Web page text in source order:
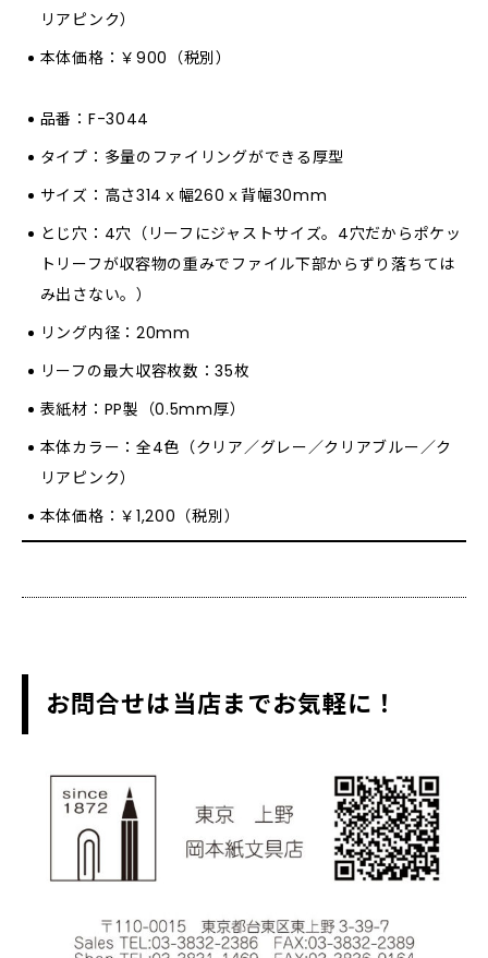
リアピンク）
本体価格：￥900（税別）
品番：F-3044
タイプ：多量のファイリングができる厚型
サイズ：高さ314ｘ幅260ｘ背幅30mm
とじ穴：4穴（リーフにジャストサイズ。4穴だからポケッ
トリーフが収容物の重みでファイル下部からずり落ちては
み出さない。）
リング内径：20mm
リーフの最大収容枚数：35枚
表紙材：PP製（0.5mm厚）
本体カラー：全4色（クリア／グレー／クリアブルー／ク
リアピンク）
本体価格：￥1,200（税別）
お問合せは当店までお気軽に！